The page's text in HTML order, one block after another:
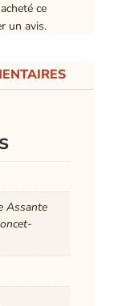
ce
un avis.
Assante